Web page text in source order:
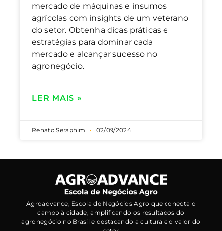
mercado de máquinas e insumos
agrícolas com insights de um veterano
do setor. Obtenha dicas práticas e
estratégias para dominar cada
mercado e alcançar sucesso no
agronegócio.
LER MAIS »
Renato Seraphim 02/09/2024
Agroadvance, Escola de Negócios Agro que conecta o
campo à cidade, amplificando os resultados do
agronegócio no Brasil e destacando a cultura e o valor do